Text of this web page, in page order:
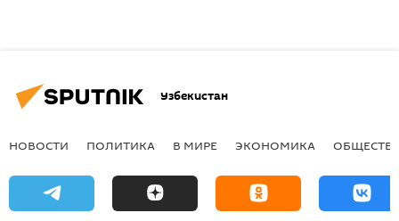
Узбекистан
НОВОСТИ ПОЛИТИКА В МИРЕ ЭКОНОМИКА